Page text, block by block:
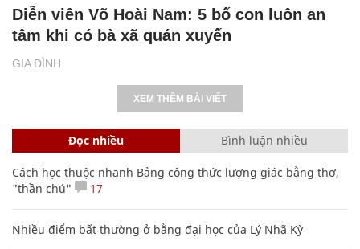
GIA ĐÌNH
Diễn viên Võ Hoài Nam: 5 bố con luôn an
tâm khi có bà xã quán xuyến
XEM THÊM BÀI VIẾT
Đọc nhiều Bình luận nhiều
Cách học thuộc nhanh Bảng công thức lượng giác bằng thơ,
"thần chú"
17
Nhiều điểm bất thường ở bằng đại học của Lý Nhã Kỳ